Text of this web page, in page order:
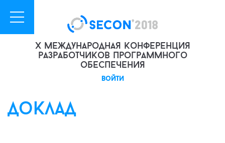
X международная конференция
разработчиков программного
обеспечения
войти
доклад